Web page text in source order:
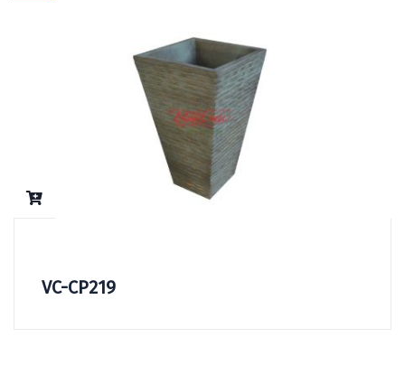
VC-CP219